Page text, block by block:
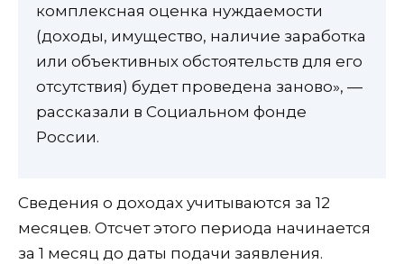
комплексная оценка нуждаемости
(доходы, имущество, наличие заработка
или объективных обстоятельств для его
отсутствия) будет проведена заново», —
рассказали в Социальном фонде
России.
Сведения о доходах учитываются за 12
месяцев. Отсчет этого периода начинается
за 1 месяц до даты подачи заявления.